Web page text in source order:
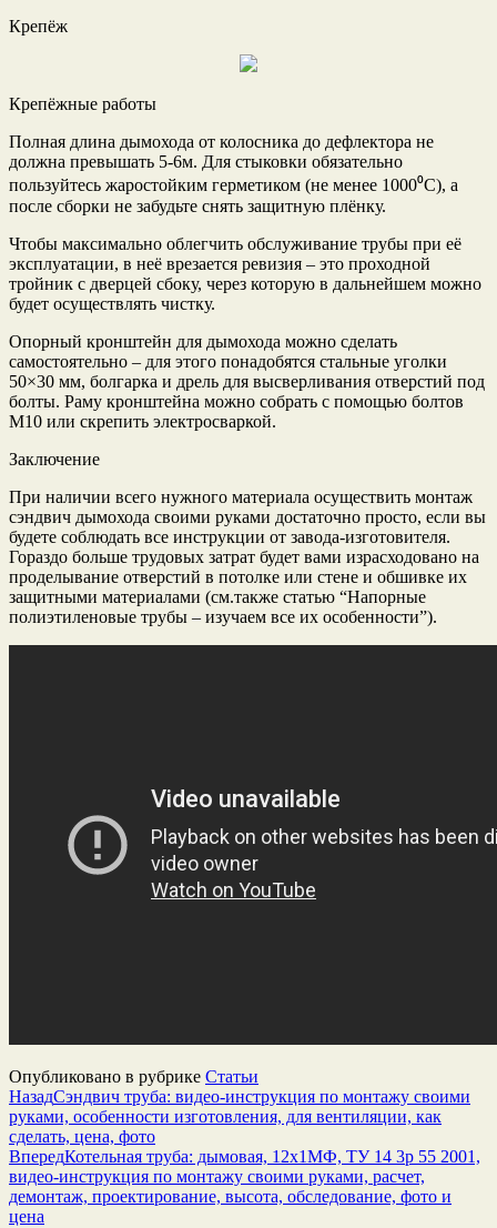
Крепёж
Крепёжные работы
Полная длина дымохода от колосника до дефлектора не
должна превышать 5-6м. Для стыковки обязательно
пользуйтесь жаростойким герметиком (не менее 1000⁰C), а
после сборки не забудьте снять защитную плёнку.
Чтобы максимально облегчить обслуживание трубы при её
эксплуатации, в неё врезается ревизия – это проходной
тройник с дверцей сбоку, через которую в дальнейшем можно
будет осуществлять чистку.
Опорный кронштейн для дымохода можно сделать
самостоятельно – для этого понадобятся стальные уголки
50×30 мм, болгарка и дрель для высверливания отверстий под
болты. Раму кронштейна можно собрать с помощью болтов
М10 или скрепить электросваркой.
Заключение
При наличии всего нужного материала осуществить монтаж
сэндвич дымохода своими руками достаточно просто, если вы
будете соблюдать все инструкции от завода-изготовителя.
Гораздо больше трудовых затрат будет вами израсходовано на
проделывание отверстий в потолке или стене и обшивке их
защитными материалами (см.также статью “Напорные
полиэтиленовые трубы – изучаем все их особенности”).
Опубликовано в рубрике Статьи
НазадСэндвич труба: видео-инструкция по монтажу своими
руками, особенности изготовления, для вентиляции, как
сделать, цена, фото
ВпередКотельная труба: дымовая, 12х1МФ, ТУ 14 3р 55 2001,
видео-инструкция по монтажу своими руками, расчет,
демонтаж, проектирование, высота, обследование, фото и
цена